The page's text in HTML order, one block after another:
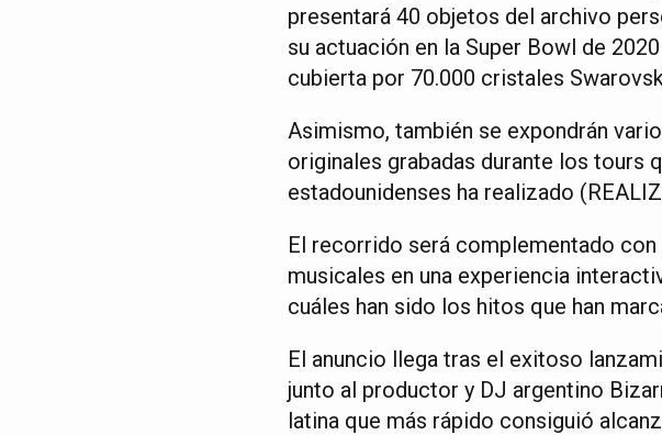
presentará 40 objetos del archivo
su actuación en la Super Bowl de
cubierta por 70.000 cristales
Asimismo, también se expondrán
originales grabadas durante los tours
estadounidenses ha realizado
El recorrido será complementado
musicales en una experiencia
cuáles han sido los hitos que han
El anuncio llega tras el exitoso
junto al productor y DJ argentino
latina que más rápido consiguió